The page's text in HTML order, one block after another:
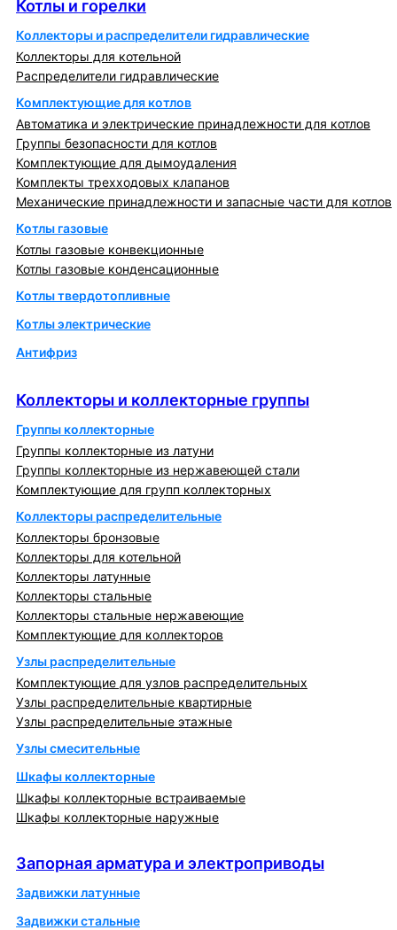
Котлы и горелки
Коллекторы и распределители гидравлические
Коллекторы для котельной
Распределители гидравлические
Комплектующие для котлов
Автоматика и электрические принадлежности для котлов
Группы безопасности для котлов
Комплектующие для дымоудаления
Комплекты трехходовых клапанов
Механические принадлежности и запасные части для котлов
Котлы газовые
Котлы газовые конвекционные
Котлы газовые конденсационные
Котлы твердотопливные
Котлы электрические
Антифриз
Коллекторы и коллекторные группы
Группы коллекторные
Группы коллекторные из латуни
Группы коллекторные из нержавеющей стали
Комплектующие для групп коллекторных
Коллекторы распределительные
Коллекторы бронзовые
Коллекторы для котельной
Коллекторы латунные
Коллекторы стальные
Коллекторы стальные нержавеющие
Комплектующие для коллекторов
Узлы распределительные
Комплектующие для узлов распределительных
Узлы распределительные квартирные
Узлы распределительные этажные
Узлы смесительные
Шкафы коллекторные
Шкафы коллекторные встраиваемые
Шкафы коллекторные наружные
Запорная арматура и электроприводы
Задвижки латунные
Задвижки стальные